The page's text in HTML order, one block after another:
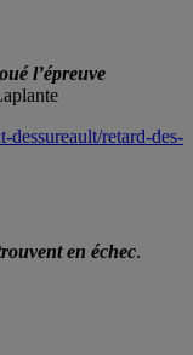
l’épreuve
retard-des-
en échec.